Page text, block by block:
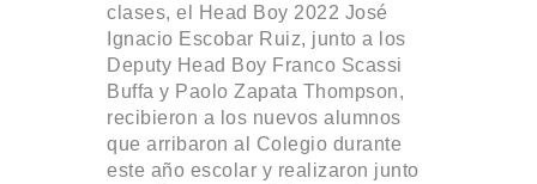
clases, el Head Boy 2022 José
Ignacio Escobar Ruiz, junto a los
Deputy Head Boy Franco Scassi
Buffa y Paolo Zapata Thompson,
recibieron a los nuevos alumnos
que arribaron al Colegio durante
este año escolar y realizaron junto